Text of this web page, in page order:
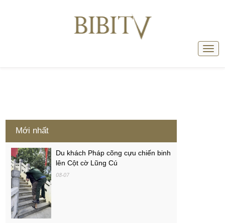
Mới nhất
Du khách Pháp cõng cựu chiến binh
lên Cột cờ Lũng Cú
08-07